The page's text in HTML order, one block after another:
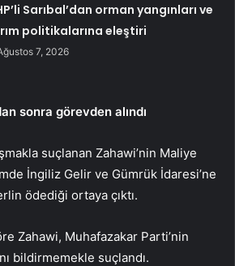
Sarıbal’dan orman yangınları ve
politikalarına eleştiri
7, 2026
sonra görevden alındı
suçlanan Zahawi’nin Maliye
İngiliz Gelir ve Gümrük İdaresi’ne
ödediği ortaya çıktı.
Zahawi, Muhafazakar Parti’nin
bildirmemekle suçlandı.